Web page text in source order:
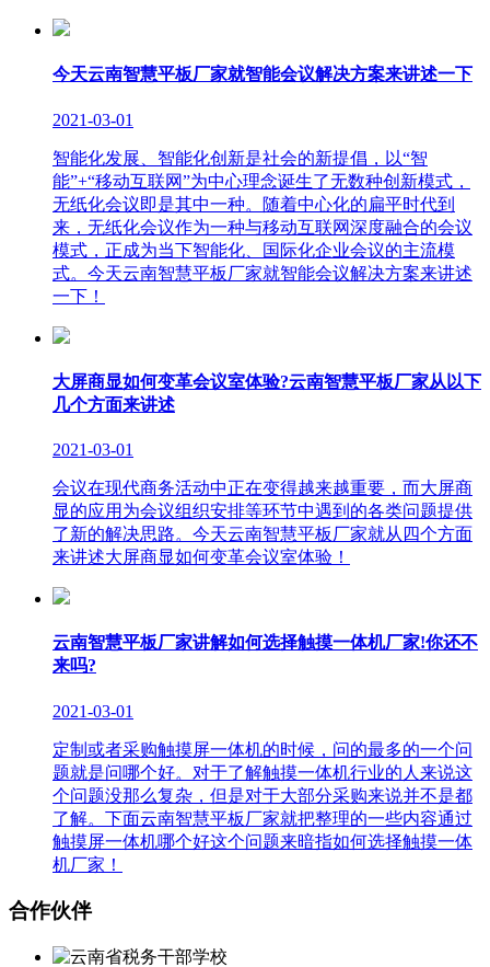
今天云南智慧平板厂家就智能会议解决方案来讲述一下
2021-03-01
智能化发展、智能化创新是社会的新提倡，以“智
能”+“移动互联网”为中心理念诞生了无数种创新模式，
无纸化会议即是其中一种。随着中心化的扁平时代到
来，无纸化会议作为一种与移动互联网深度融合的会议
模式，正成为当下智能化、国际化企业会议的主流模
式。今天云南智慧平板厂家就智能会议解决方案来讲述
一下！
大屏商显如何变革会议室体验?云南智慧平板厂家从以下
几个方面来讲述
2021-03-01
会议在现代商务活动中正在变得越来越重要，而大屏商
显的应用为会议组织安排等环节中遇到的各类问题提供
了新的解决思路。今天云南智慧平板厂家就从四个方面
来讲述大屏商显如何变革会议室体验！
云南智慧平板厂家讲解如何选择触摸一体机厂家!你还不
来吗?
2021-03-01
定制或者采购触摸屏一体机的时候，问的最多的一个问
题就是问哪个好。对于了解触摸一体机行业的人来说这
个问题没那么复杂，但是对于大部分采购来说并不是都
了解。下面云南智慧平板厂家就把整理的一些内容通过
触摸屏一体机哪个好这个问题来暗指如何选择触摸一体
机厂家！
合作伙伴